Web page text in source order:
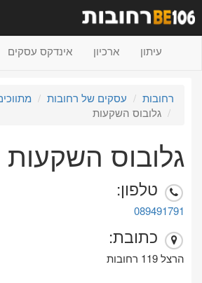
עיתון ארכיון אינדקס עסקים
רחובות עסקים של רחובות
גלובוס השקעות
גלובוס השקעות
טלפון:
089491791
כתובת:
הרצל 119 רחובות